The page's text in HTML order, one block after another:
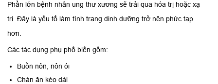
Phần lớn bệnh nhân ung thư xương sẽ trải qua hóa trị hoặc xạ
trị. Đây là yếu tố làm tình trạng dinh dưỡng trở nên phức tạp
hơn.
Các tác dụng phụ phổ biến gồm:
Buồn nôn, nôn ói
Chán ăn kéo dài